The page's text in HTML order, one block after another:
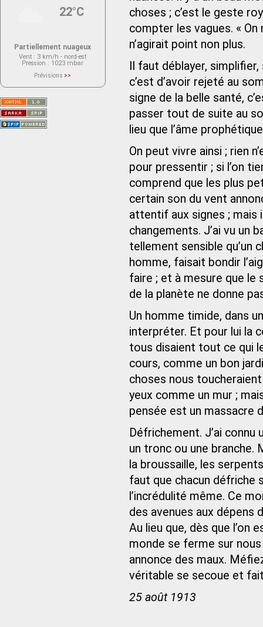
choses ; c’est le geste
compter les vagues. «
n’agirait point non plus.
Il faut déblayer,
c’est d’avoir rejeté au
signe de la belle santé,
passer tout de suite au
lieu que l’âme
On peut vivre ainsi ; rien
pour pressentir ; si l’on
comprend que les plus
certain son du vent
attentif aux signes ; mais
changements. J’ai vu un
tellement sensible qu’un
homme, faisait bondir
faire ; et à mesure que le
de la planète ne donne
Un homme timide, dans
interpréter. Et pour lui la
tous disaient tout ce qui
cours, comme un bon
choses nous
yeux comme un mur ;
pensée est un massacre
Défrichement. J’ai
un tronc ou une branche.
la broussaille, les
faut que chacun défriche
l’incrédulité même. Ce
des avenues aux dépens
Au lieu que, dès que l’on
monde se ferme sur nous
annonce des maux.
véritable se secoue et fait
25 août 1913
22°C
Partiellement nuageux
Vent : 3 km/h - nord-est
Pression : 1023 mbar
Prévisions >>
actuellement aucune prévision
Saint-Nom.
Veuillez consulter le message du
service ci-dessous.
(401 - Invalid API key. Please see
https://openweathermap.org/faq#error401